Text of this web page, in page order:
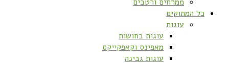
כל המתוקים
עוגות
עוגות בחושות
מאפינס וקאפקייקס
עוגות גבינה